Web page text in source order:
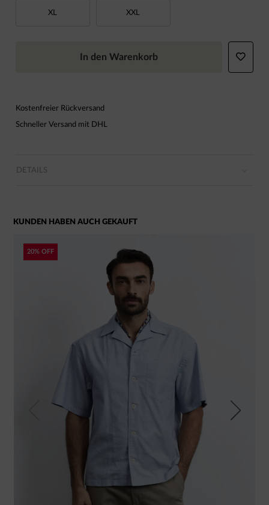
XL XXL
In den Warenkorb
Kostenfreier Rückversand
Schneller Versand mit DHL
DETAILS
KUNDEN HABEN AUCH GEKAUFT
20% OFF
Next